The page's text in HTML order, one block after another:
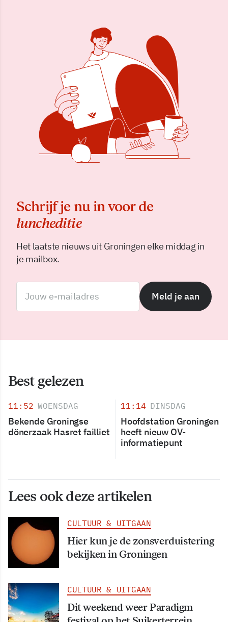
Schrijf je nu in voor de
luncheditie
Het laatste nieuws uit Groningen elke middag in
je mailbox.
Meld je aan
Best gelezen
11:52 WOENSDAG
Bekende Groningse
dönerzaak Hasret failliet
11:14 DINSDAG
Hoofdstation Groningen
heeft nieuw OV-
informatiepunt
Lees ook deze artikelen
CULTUUR & UITGAAN
Hier kun je de zonsverduistering
bekijken in Groningen
CULTUUR & UITGAAN
Dit weekend weer Paradigm